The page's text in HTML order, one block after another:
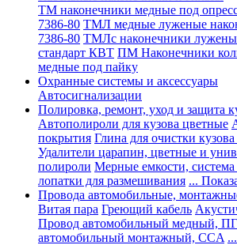
ТМ наконечники медные под
7386-80 ТМЛ медные луженые
7386-80 ТМЛс наконечники
стандарт КВТ ПМ Наконечники
медные под пайку
Охранные системы и аксессуары
Автосигнализации
Полировка, ремонт, уход и защита
Автополироли для кузова цветные
покрытия Глина для очистки
Удалители царапин, цветные и
полироли Мерные емкости,
лопатки для размешивания ...
Провода автомобильные,
Витая пара Греющий кабель
Провод автомобильный медный,
автомобильный монтажный, CCA